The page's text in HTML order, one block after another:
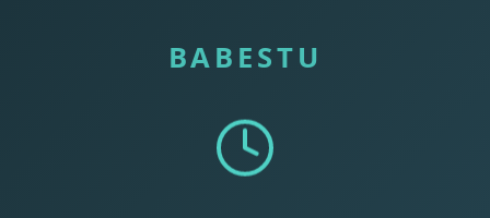
BABESTU